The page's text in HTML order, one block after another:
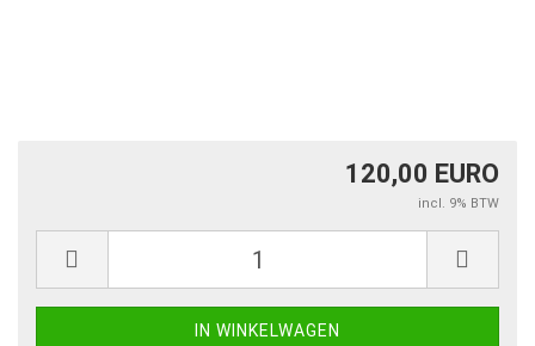
120,00 EURO
incl. 9% BTW